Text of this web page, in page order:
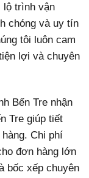
lộ trình vận
chóng và uy tín
tôi luôn cam
lợi và chuyên
Bến Tre nhận
Tre giúp tiết
Chi phí
đơn hàng lớn
bốc xếp chuyên